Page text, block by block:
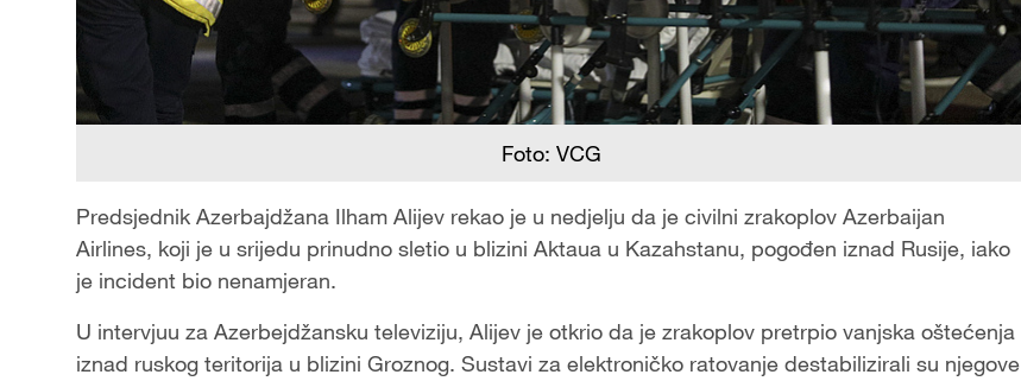
Foto: VCG
Predsjednik Azerbajdžana Ilham Alijev rekao je u nedjelju da je civilni zrakoplov Azerbaijan
Airlines, koji je u srijedu prinudno sletio u blizini Aktaua u Kazahstanu, pogođen iznad Rusije, iako
je incident bio nenamjeran.
U intervjuu za Azerbejdžansku televiziju, Alijev je otkrio da je zrakoplov pretrpio vanjska oštećenja
iznad ruskog teritorija u blizini Groznog. Sustavi za elektroničko ratovanje destabilizirali su njegove